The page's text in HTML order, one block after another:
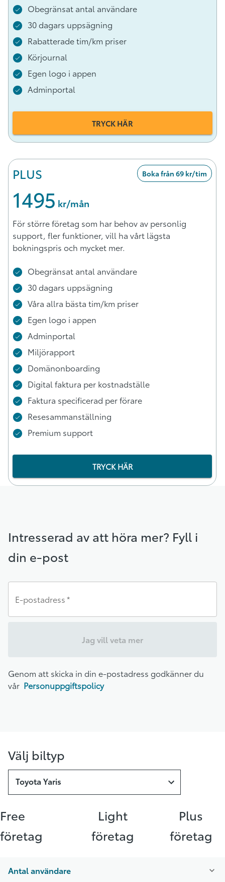
Obegränsat antal användare
30 dagars uppsägning
Rabatterade tim/km priser
Körjournal
Egen logo i appen
Adminportal
TRYCK HÄR
PLUS Boka från 69 kr/tim
1495 kr/mån
För större företag som har behov av personlig
support, fler funktioner, vill ha vårt lägsta
bokningspris och mycket mer.
Obegränsat antal användare
30 dagars uppsägning
Våra allra bästa tim/km priser
Egen logo i appen
Adminportal
Miljörapport
Domänonboarding
Digital faktura per kostnadställe
Faktura specificerad per förare
Resesammanställning
Premium support
TRYCK HÄR
Intresserad av att höra mer? Fyll i
din e-post
E-postadress*
Jag vill veta mer
Genom att skicka in din e-postadress godkänner du
vår Personuppgiftspolicy
Välj biltyp
Toyota Yaris
Free
företag
Light
företag
Plus
företag
Antal användare